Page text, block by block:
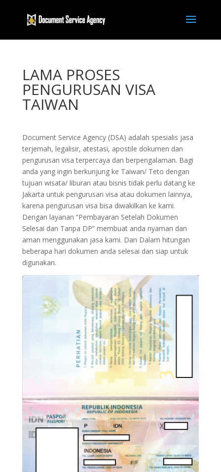
LAMA PROSES
PENGURUSAN VISA
TAIWAN
Document Service Agency (DSA) adalah spesialis jasa
terjemah, legalisir, atestasi, apostile dokumen dan
pengurusan visa terpercaya dan berpengalaman. Bagi
anda yang ingin berkunjung ke Taiwan/ Teto dengan
tujuan wisata/ liburan atau bisnis tidak perlu datang ke
Jakarta untuk pengurusan visa atau dokumen lainnya,
karena pengurusan visa bisa diwakilkan ke kami.
Dengan layanan “Pembayaran Setelah Dokumen
Selesai dan Tanpa DP” membuat anda nyaman dan
aman menggunakan jasa kami. Dan Dalam hitungan
beberapa hari dokumen anda selesai dan siap untuk
digunakan.